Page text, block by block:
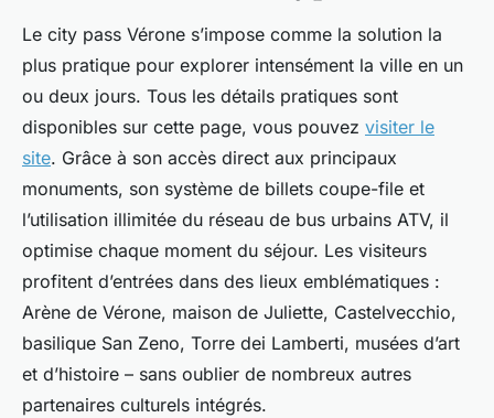
Le city pass Vérone s’impose comme la solution la
plus pratique pour explorer intensément la ville en un
ou deux jours. Tous les détails pratiques sont
disponibles sur cette page, vous pouvez visiter le
site. Grâce à son accès direct aux principaux
monuments, son système de billets coupe-file et
l’utilisation illimitée du réseau de bus urbains ATV, il
optimise chaque moment du séjour. Les visiteurs
profitent d’entrées dans des lieux emblématiques :
Arène de Vérone, maison de Juliette, Castelvecchio,
basilique San Zeno, Torre dei Lamberti, musées d’art
et d’histoire – sans oublier de nombreux autres
partenaires culturels intégrés.